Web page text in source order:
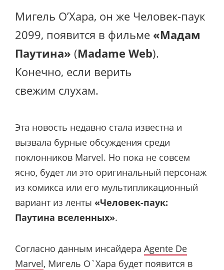
Мигель О’Хара, он же Человек-паук
2099, появится в фильме «Мадам
Паутина» (Madame Web).
Конечно, если верить
свежим слухам.
Эта новость недавно стала известна и
вызвала бурные обсуждения среди
поклонников Marvel. Но пока не совсем
ясно, будет ли это оригинальный персонаж
из комикса или его мультипликационный
вариант из ленты «Человек-паук:
Паутина вселенных».
Согласно данным инсайдера Agente De
Marvel, Мигель О`Хара будет появится в